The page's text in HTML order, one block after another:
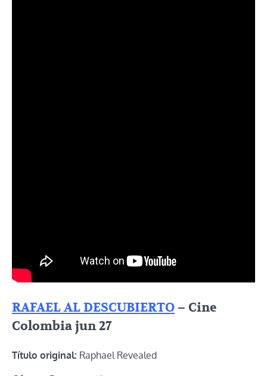
RAFAEL AL DESCUBIERTO – Cine
Colombia jun 27
Título original: Raphael Revealed